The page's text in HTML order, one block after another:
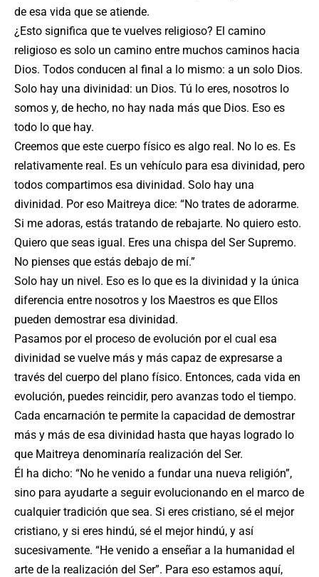
de esa vida que se atiende.
¿Esto significa que te vuelves religioso? El camino
religioso es solo un camino entre muchos caminos hacia
Dios. Todos conducen al final a lo mismo: a un solo Dios.
Solo hay una divinidad: un Dios. Tú lo eres, nosotros lo
somos y, de hecho, no hay nada más que Dios. Eso es
todo lo que hay.
Creemos que este cuerpo físico es algo real. No lo es. Es
relativamente real. Es un vehículo para esa divinidad, pero
todos compartimos esa divinidad. Solo hay una
divinidad. Por eso Maitreya dice: “No trates de adorarme.
Si me adoras, estás tratando de rebajarte. No quiero esto.
Quiero que seas igual. Eres una chispa del Ser Supremo.
No pienses que estás debajo de mí.”
Solo hay un nivel. Eso es lo que es la divinidad y la única
diferencia entre nosotros y los Maestros es que Ellos
pueden demostrar esa divinidad.
Pasamos por el proceso de evolución por el cual esa
divinidad se vuelve más y más capaz de expresarse a
través del cuerpo del plano físico. Entonces, cada vida en
evolución, puedes reincidir, pero avanzas todo el tiempo.
Cada encarnación te permite la capacidad de demostrar
más y más de esa divinidad hasta que hayas logrado lo
que Maitreya denominaría realización del Ser.
Él ha dicho: “No he venido a fundar una nueva religión”,
sino para ayudarte a seguir evolucionando en el marco de
cualquier tradición que sea. Si eres cristiano, sé el mejor
cristiano, y si eres hindú, sé el mejor hindú, y así
sucesivamente. “He venido a enseñar a la humanidad el
arte de la realización del Ser”. Para eso estamos aquí,